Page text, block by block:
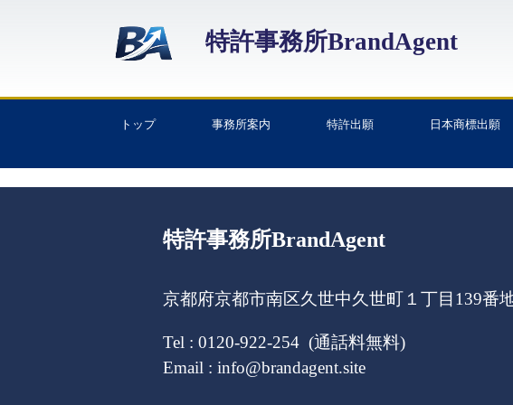
特許事務所BrandAgent
トップ 事務所案内 特許出願 日本商標出願
特許事務所BrandAgent
京都府京都市南区久世中久世町１丁目139
Tel : 0120-922-254 (通話料無料)
Email : info@brandagent.site